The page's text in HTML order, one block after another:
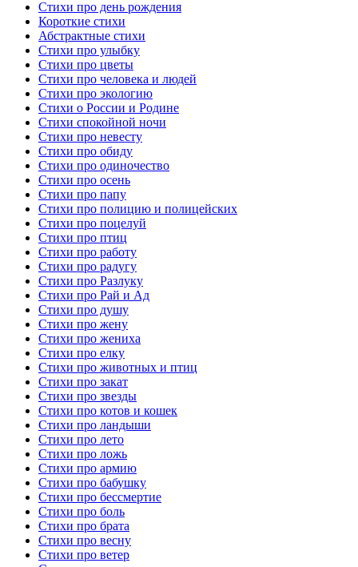
Стихи про день рождения
Короткие стихи
Абстрактные стихи
Стихи про улыбку
Стихи про цветы
Стихи про человека и людей
Стихи про экологию
Стихи о России и Родине
Стихи спокойной ночи
Стихи про невесту
Стихи про обиду
Стихи про одиночество
Стихи про осень
Стихи про папу
Стихи про полицию и полицейских
Стихи про поцелуй
Стихи про птиц
Стихи про работу
Стихи про радугу
Стихи про Разлуку
Стихи про Рай и Ад
Стихи про душу
Стихи про жену
Стихи про жениха
Стихи про елку
Стихи про животных и птиц
Стихи про закат
Стихи про звезды
Стихи про котов и кошек
Стихи про ландыши
Стихи про лето
Стихи про ложь
Стихи про армию
Стихи про бабушку
Стихи про бессмертие
Стихи про боль
Стихи про брата
Стихи про весну
Стихи про ветер